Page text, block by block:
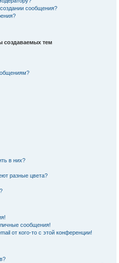
сообщения?
создаваемых тем
в них?
разные цвета?
сообщения!
от кого-то с этой конференции!